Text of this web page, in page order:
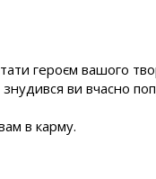
героєм вашого
ви вчасно
в карму.